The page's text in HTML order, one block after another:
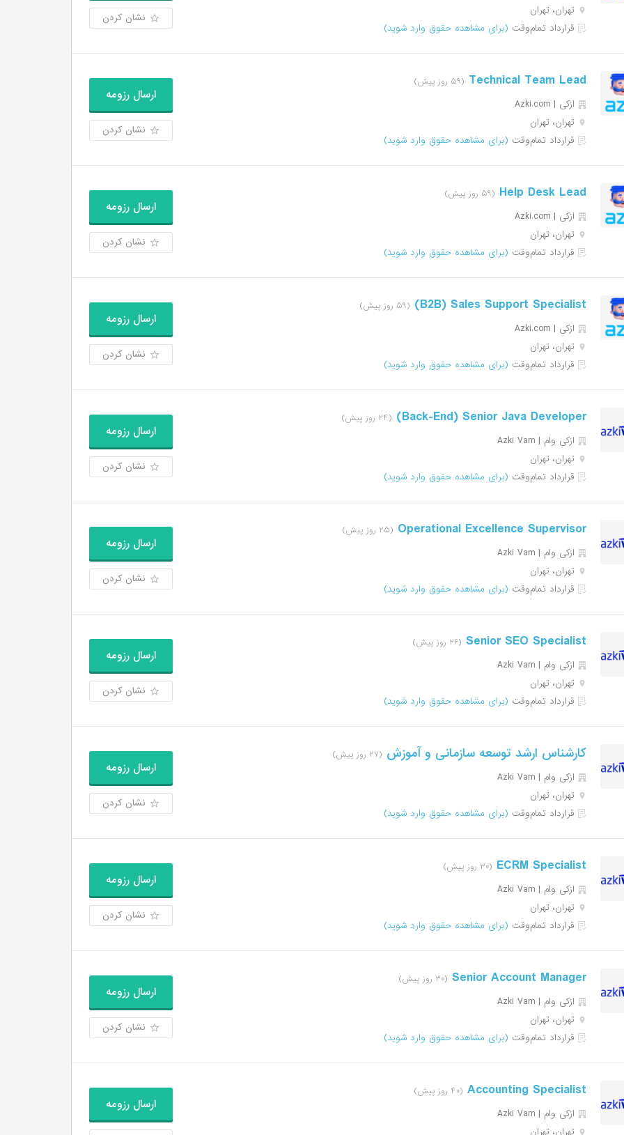
تهران، تهران
قرارداد تمام‌وقت (برای مشاهده حقوق وارد شوید)
نشان کردن
Technical Team Lead (۵۹ روز پیش)
ازکی | Azki‌.com
تهران، تهران
قرارداد تمام‌وقت (برای مشاهده حقوق وارد شوید)
ارسال رزومه
نشان کردن
Help Desk Lead (۵۹ روز پیش)
ازکی | Azki‌.com
تهران، تهران
قرارداد تمام‌وقت (برای مشاهده حقوق وارد شوید)
ارسال رزومه
نشان کردن
B2B) Sales Support Specialist) (۵۹ روز پیش)
ازکی | Azki‌.com
تهران، تهران
قرارداد تمام‌وقت (برای مشاهده حقوق وارد شوید)
ارسال رزومه
نشان کردن
Back-End) Senior Java Developer) (۲۴ روز پیش)
ازکی وام | Azki Vam
تهران، تهران
قرارداد تمام‌وقت (برای مشاهده حقوق وارد شوید)
ارسال رزومه
نشان کردن
Operational Excellence Supervisor (۲۵ روز پیش)
ازکی وام | Azki Vam
تهران، تهران
قرارداد تمام‌وقت (برای مشاهده حقوق وارد شوید)
ارسال رزومه
نشان کردن
Senior SEO Specialist (۲۶ روز پیش)
ازکی وام | Azki Vam
تهران، تهران
قرارداد تمام‌وقت (برای مشاهده حقوق وارد شوید)
ارسال رزومه
نشان کردن
کارشناس ارشد توسعه سازمانی و آموزش (۲۷ روز پیش)
ازکی وام | Azki Vam
تهران، تهران
قرارداد تمام‌وقت (برای مشاهده حقوق وارد شوید)
ارسال رزومه
نشان کردن
ECRM Specialist (۳۰ روز پیش)
ازکی وام | Azki Vam
تهران، تهران
قرارداد تمام‌وقت (برای مشاهده حقوق وارد شوید)
ارسال رزومه
نشان کردن
Senior Account Manager (۳۰ روز پیش)
ازکی وام | Azki Vam
تهران، تهران
قرارداد تمام‌وقت (برای مشاهده حقوق وارد شوید)
ارسال رزومه
نشان کردن
Accounting Specialist (۴۰ روز پیش)
ازکی وام | Azki Vam
تهران، تهران
ارسال رزومه